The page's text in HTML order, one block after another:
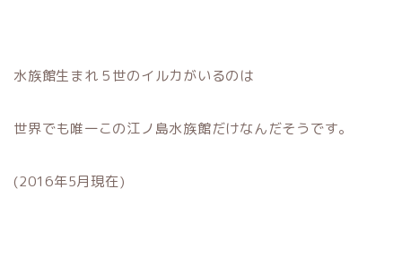
水族館生まれ５世のイルカがいるのは
世界でも唯一この江ノ島水族館だけなんだそうです。
(2016年5月現在)